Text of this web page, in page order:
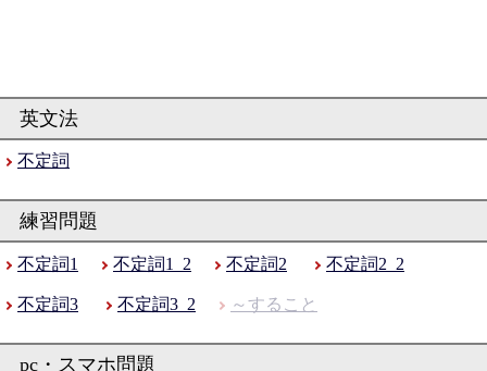
不定詞
不定詞1 不定詞1_2 不定詞2 不定詞2_2
不定詞3 不定詞3_2 ～すること